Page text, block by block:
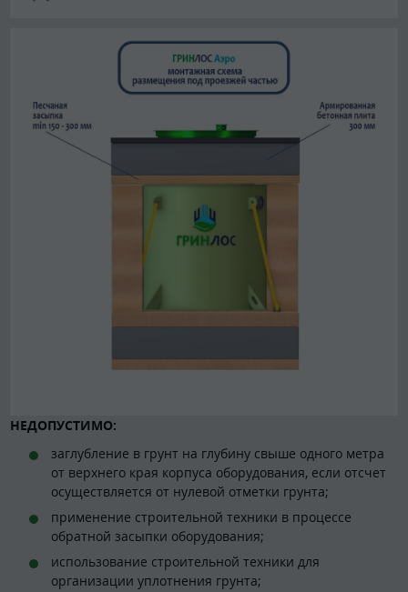
НЕДОПУСТИМО:
заглубление в грунт на глубину свыше одного метра
от верхнего края корпуса оборудования, если отсчет
осуществляется от нулевой отметки грунта;
применение строительной техники в процессе
обратной засыпки оборудования;
использование строительной техники для
организации уплотнения грунта;